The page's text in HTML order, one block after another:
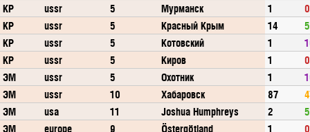
КР
ussr 5 Мурманск 1
0
КР
ussr 5 Красный Крым 14
КР
ussr 5 Котовский 1
КР
ussr 5 Киров 1
0
ЭМ
ussr 5 Охотник 1
ЭМ
ussr 10 Хабаровск 87
ЭМ
usa 11 Joshua Humphreys 2
ЭМ
europe 9 Östergötland 1
0